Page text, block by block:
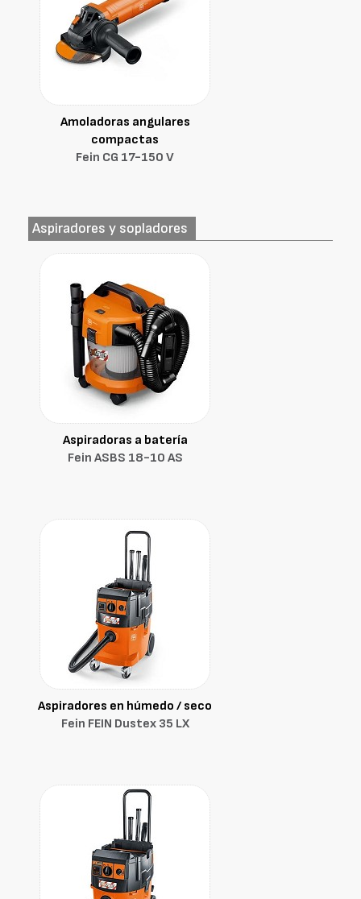
Amoladoras angulares
compactas
Fein CG 17-150 V
Aspiradores y sopladores
Aspiradoras a batería
Fein ASBS 18-10 AS
Aspiradores en húmedo / seco
Fein FEIN Dustex 35 LX